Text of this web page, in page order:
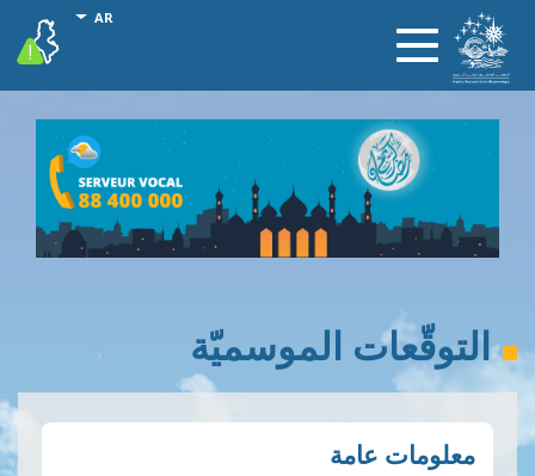
تجاوز
المحتوى
Toggle
navigation
AR
actions
vigilance
التوقّعات الموسميّة
معلومات عامة